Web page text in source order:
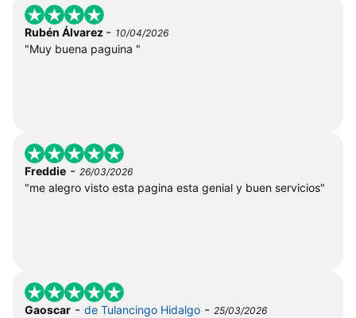
Rubén Álvarez - 10/04/2026
"Muy buena paguina "
Freddie - 26/03/2026
"me alegro visto esta pagina esta genial y buen servicios"
Gaoscar - de Tulancingo Hidalgo - 25/03/2026